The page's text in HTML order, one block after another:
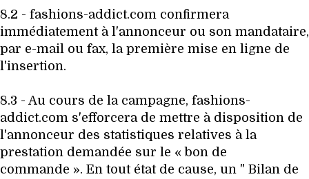
8.2 - fashions-addict.com confirmera
immédiatement à l'annonceur ou son mandataire,
par e-mail ou fax, la première mise en ligne de
l'insertion.
8.3 - Au cours de la campagne, fashions-
addict.com s'efforcera de mettre à disposition de
l'annonceur des statistiques relatives à la
prestation demandée sur le « bon de
commande ». En tout état de cause, un " Bilan de